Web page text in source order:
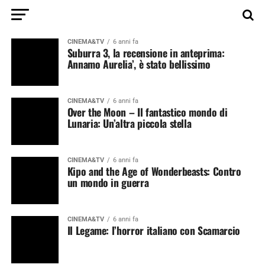
CINEMA&TV 6 anni fa
Suburra 3, la recensione in anteprima:
Annamo Aurelia’, è stato bellissimo
CINEMA&TV 6 anni fa
Over the Moon – Il fantastico mondo di
Lunaria: Un’altra piccola stella
CINEMA&TV 6 anni fa
Kipo and the Age of Wonderbeasts: Contro
un mondo in guerra
CINEMA&TV 6 anni fa
Il Legame: l’horror italiano con Scamarcio